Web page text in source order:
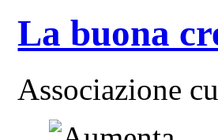
La buona
Associazione